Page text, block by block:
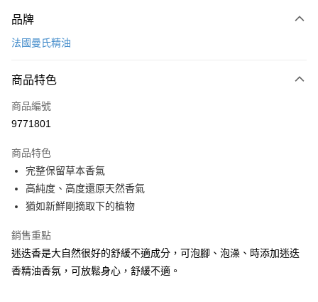
信用卡一次付款
LINE Pay
Apple Pay
全盈+PAY
ATM付款
全家取貨付款
品牌
法國曼氏精油
商品特色
商品編號
9771801
商品特色
完整保留草本香氣
高純度、高度還原天然香氣
猶如新鮮剛摘取下的植物
銷售重點
迷迭香是大自然很好的舒緩不適成分，可泡腳、泡澡、時添加迷迭
香精油香氛，可放鬆身心，舒緩不適。